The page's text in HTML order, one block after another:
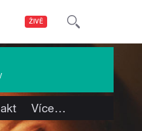
ŽIVĚ
Více…